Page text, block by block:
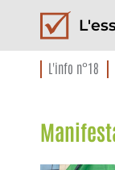
L'info n°18